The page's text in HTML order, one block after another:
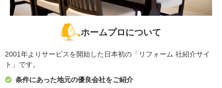
ホームプロについて
2001年よりサービスを開始した日本初の「リフォーム 社紹介サイ
ト」です。
条件にあった地元の優良会社をご紹介